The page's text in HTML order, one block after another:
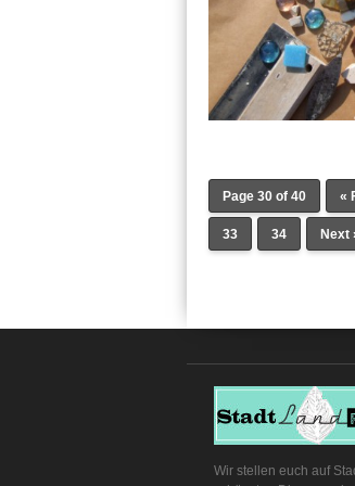
Page 30 of 40 «
33 34 Next
Wir stellen euch auf